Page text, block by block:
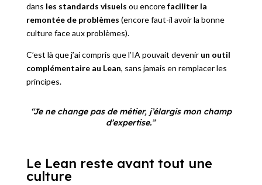
dans les standards visuels ou encorefaciliter la
remontée de problèmes (encore faut-il avoir la bonne
culture face aux problèmes).
C’est là que j’ai compris que l’IA pouvait devenir un outil
complémentaire au Lean, sans jamais en remplacer les
principes.
“Je ne change pas de métier, j’élargis mon champ
d’expertise.”
Le Lean reste avant tout une
culture